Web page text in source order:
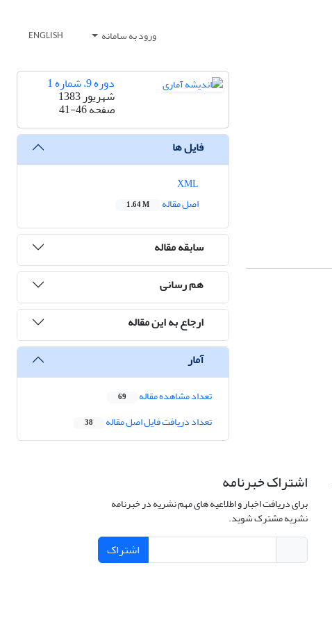
ورود به سامانه ENGLISH
دوره 9، شماره 1
شهریور 1383
صفحه41-46
فایل ها
اصل مقاله
1.64 M
سابقه مقاله
هم رسانی
ارجاع به این مقاله
آمار
تعداد مشاهده مقاله 69
تعداد دریافت فایل اصل مقاله 38
اشتراک خبرنامه
برای دریافت اخبار و اطلاعیه های مهم نشریه در خبرنامه
نشریه مشترک شوید.
اشتراک